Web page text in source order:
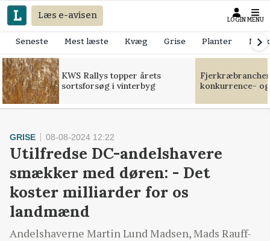
Læs e-avisen LOGIN MENU
Seneste Mest læste Kvæg Grise Planter
KWS Rallys topper årets
sortsforsøg i vinterbyg
konkurrence-
GRISE 08-08-2024 12:22
Utilfredse DC-andelshavere
smækker med døren: - Det
koster milliarder for os
landmænd
Andelshaverne Martin Lund Madsen, Mads Rauff-